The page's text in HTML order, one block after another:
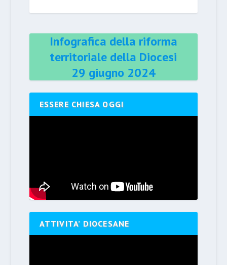
Infografica della riforma
territoriale della Diocesi
29 giugno 2024
ESSERE CHIESA OGGI
ATTIVITA’ DIOCESANE